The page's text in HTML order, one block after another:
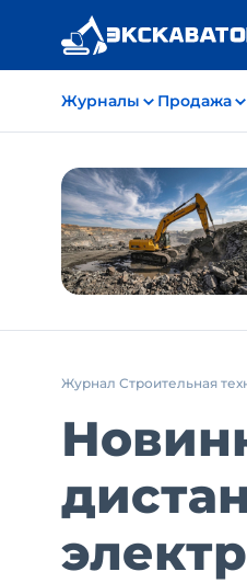
Журналы Продажа
Журнал Строительная